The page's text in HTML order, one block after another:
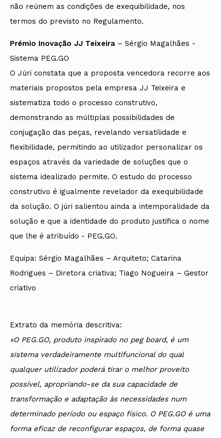
não reúnem as condições de exequibilidade, nos
termos do previsto no Regulamento.
Prémio Inovação JJ Teixeira – Sérgio Magalhães -
Sistema PEG.GO
O Júri constata que a proposta vencedora recorre aos
materiais propostos pela empresa JJ Teixeira e
sistematiza todo o processo construtivo,
demonstrando as múltiplas possibilidades de
conjugação das peças, revelando versatilidade e
flexibilidade, permitindo ao utilizador personalizar os
espaços através da variedade de soluções que o
sistema idealizado permite. O estudo do processo
construtivo é igualmente revelador da exequibilidade
da solução. O júri salientou ainda a intemporalidade da
solução e que a identidade do produto justifica o nome
que lhe é atribuído - PEG.GO.
Equipa: Sérgio Magalhães – Arquiteto; Catarina
Rodrigues – Diretora criativa; Tiago Nogueira – Gestor
criativo
Extrato da memória descritiva:
«O PEG.GO, produto inspirado no peg board, é um
sistema verdadeiramente multifuncional do qual
qualquer utilizador poderá tirar o melhor proveito
possível, apropriando-se da sua capacidade de
transformação e adaptação às necessidades num
determinado período ou espaço físico. O PEG.GO é uma
forma eficaz de reconfigurar espaços, de forma quase